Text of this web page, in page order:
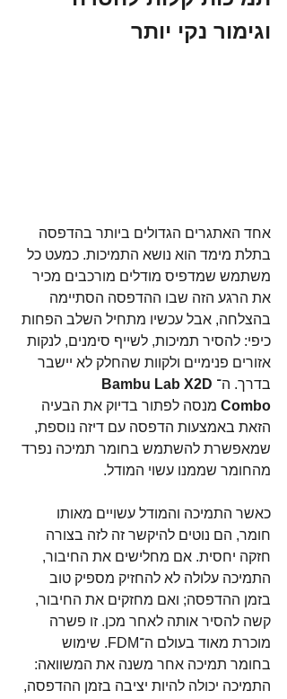
וגימור נקי יותר
אחד האתגרים הגדולים ביותר בהדפסה
בתלת מימד הוא נושא התמיכות. כמעט כל
משתמש שמדפיס מודלים מורכבים מכיר
את הרגע הזה שבו ההדפסה הסתיימה
בהצלחה, אבל עכשיו מתחיל השלב הפחות
כיפי: להסיר תמיכות, לשייף סימנים, לנקות
אזורים פנימיים ולקוות שהחלק לא יישבר
בדרך. ה־ Bambu Lab X2D
Combo מנסה לפתור בדיוק את הבעיה
הזאת באמצעות הדפסה עם דיזה נוספת,
שמאפשרת להשתמש בחומר תמיכה נפרד
מהחומר שממנו עשוי המודל.
כאשר התמיכה והמודל עשויים מאותו
חומר, הם נוטים להיקשר זה לזה בצורה
חזקה יחסית. אם מחלישים את החיבור,
התמיכה עלולה לא להחזיק מספיק טוב
בזמן ההדפסה; ואם מחזקים את החיבור,
קשה להסיר אותה לאחר מכן. זו פשרה
מוכרת מאוד בעולם ה־FDM. שימוש
בחומר תמיכה אחר משנה את המשוואה:
התמיכה יכולה להיות יציבה בזמן ההדפסה,